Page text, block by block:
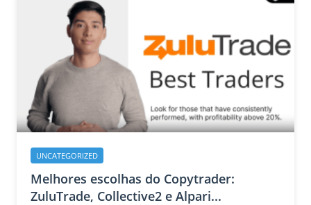
UNCATEGORIZED
Melhores escolhas do Copytrader:
ZuluTrade, Collective2 e Alpari...